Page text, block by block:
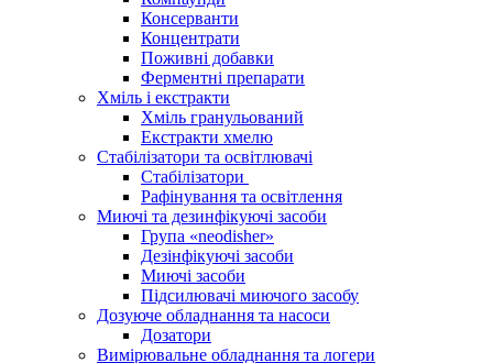
Консерванти
Концентрати
Поживні добавки
Ферментні препарати
Хміль і екстракти
Хміль гранульований
Екстракти хмелю
Стабілізатори та освітлювачі
Стабілізатори
Рафінування та освітлення
Миючі та дезинфікуючі засоби
Група «neodisher»
Дезінфікуючі засоби
Миючі засоби
Підсилювачі миючого засобу
Дозуюче обладнання та насоси
Дозатори
Вимірювальне обладнання та логери